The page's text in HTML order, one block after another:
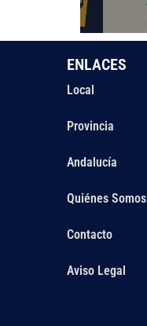
ENLACES
Local
Provincia
Andalucía
Quiénes Somos
Contacto
Aviso Legal